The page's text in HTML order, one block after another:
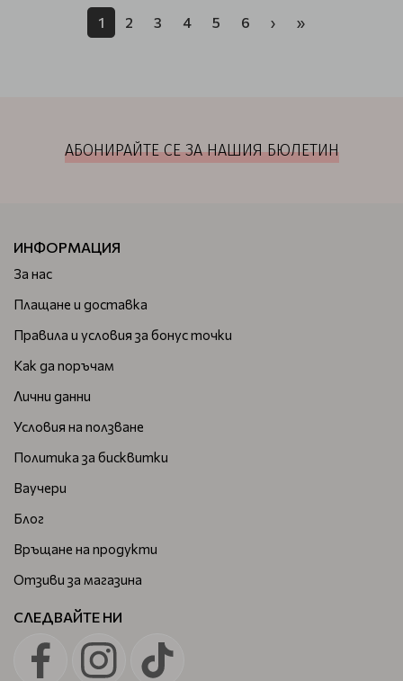
1 2 3 4 5 6 › »
АБОНИРАЙТЕ СЕ ЗА НАШИЯ БЮЛЕТИН
ИНФОРМАЦИЯ
За нас
Плащане и доставка
Правила и условия за бонус точки
Как да поръчам
Лични данни
Условия на ползване
Политика за бисквитки
Ваучери
Блог
Връщане на продукти
Отзиви за магазина
СЛЕДВАЙТЕ НИ